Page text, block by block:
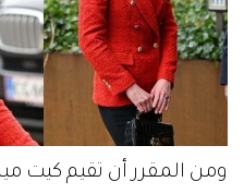
ومن المقرر أن تقيم كيت